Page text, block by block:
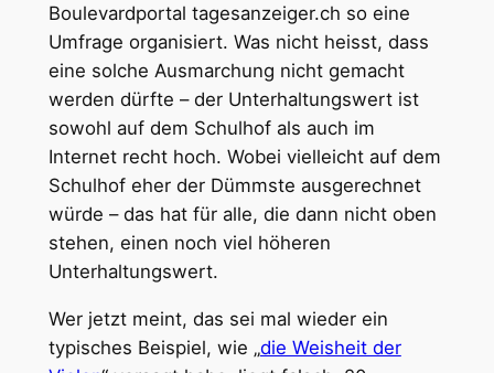
Boulevardportal tagesanzeiger.ch so eine
Umfrage organisiert. Was nicht heisst, dass
eine solche Ausmarchung nicht gemacht
werden dürfte – der Unterhaltungswert ist
sowohl auf dem Schulhof als auch im
Internet recht hoch. Wobei vielleicht auf dem
Schulhof eher der Dümmste ausgerechnet
würde – das hat für alle, die dann nicht oben
stehen, einen noch viel höheren
Unterhaltungswert.
Wer jetzt meint, das sei mal wieder ein
typisches Beispiel, wie „die Weisheit der